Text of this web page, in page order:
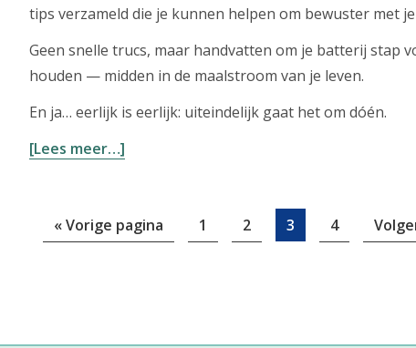
tips verzameld die je kunnen helpen om bewuster met
Geen snelle trucs, maar handvatten om je batterij stap
houden — midden in de maalstroom van je leven.
En ja… eerlijk is eerlijk: uiteindelijk gaat het om dóén.
[Lees meer…]
‘aan’
«Ga
Vorige pagina Pagina
1 Pagina
2 Pagina
3 Pagina
4
Ga